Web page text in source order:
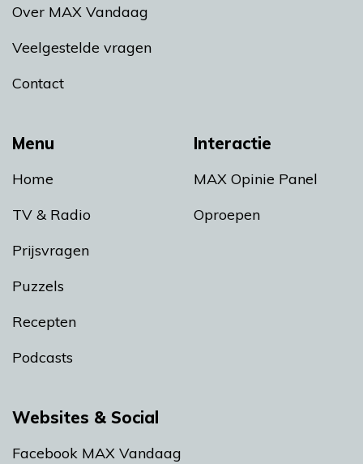
Menu
Home
TV & Radio
Prijsvragen
Puzzels
Recepten
Podcasts
Interactie
MAX Opinie Panel
Oproepen
Over MAX Vandaag
Veelgestelde vragen
Contact
Websites & Social
Facebook MAX Vandaag